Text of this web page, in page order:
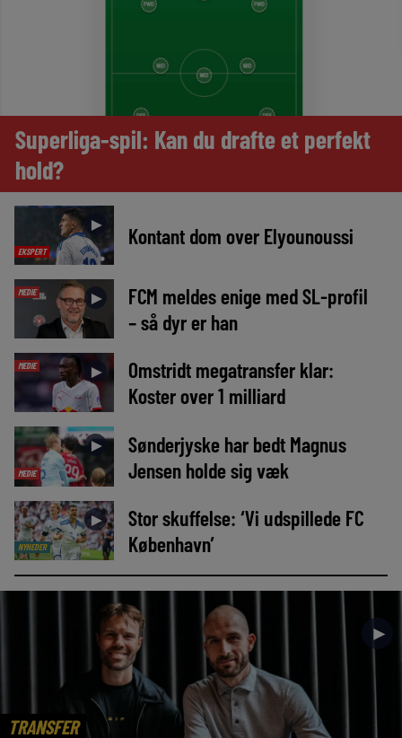
Superliga-spil: Kan du drafte et perfekt
hold?
EKSPERT
► Kontant dom over Elyounoussi
MEDIE ►
FCM meldes enige med SL-profil
– så dyr er han
MEDIE ►
Omstridt megatransfer klar:
Koster over 1 milliard
MEDIE
►
Sønderjyske har bedt Magnus
Jensen holde sig væk
NYHEDER
►
Stor skuffelse: ‘Vi udspillede FC
København’
TRANSFER
►